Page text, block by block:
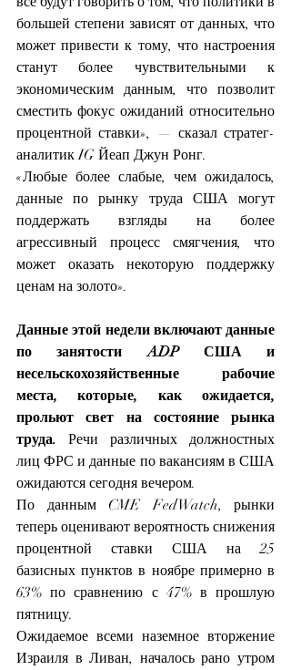
большей степени зависят от данных, что
может привести к тому, что настроения
станут более чувствительными к
экономическим данным, что позволит
сместить фокус ожиданий относительно
процентной ставки», — сказал стратег-
аналитик IG Йеап Джун Ронг.
«Любые более слабые, чем ожидалось,
данные по рынку труда США могут
поддержать взгляды на более
агрессивный процесс смягчения, что
может оказать некоторую поддержку
ценам на золото».
Данные этой недели включают данные
по занятости ADP США и
несельскохозяйственные рабочие
места, которые, как ожидается,
прольют свет на состояние рынка
труда. Речи различных должностных
лиц ФРС и данные по вакансиям в США
ожидаются сегодня вечером.
По данным CME FedWatch, рынки
теперь оценивают вероятность снижения
процентной ставки США на 25
базисных пунктов в ноябре примерно в
63% по сравнению с 47% в прошлую
пятницу.
Ожидаемое всеми наземное вторжение
Израиля в Ливан, началось рано утром